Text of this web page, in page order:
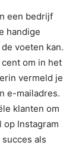
een bedrijf
handige
voeten kan.
om in het
vermeld je
e-mailadres.
klanten om
op Instagram
als